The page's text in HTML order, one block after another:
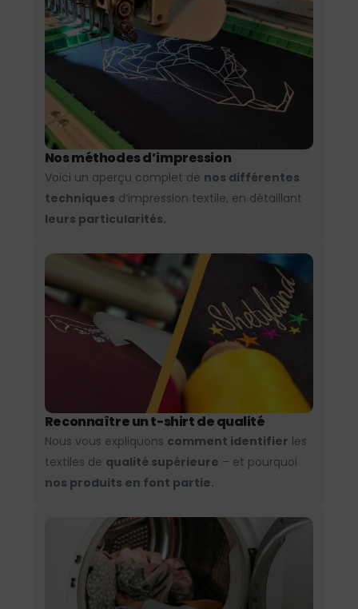
Nos méthodes d’impression
Voici un aperçu complet de nos différentes
techniques d’impression textile, en détaillant
leurs particularités.
Reconnaître un t-shirt de qualité
Nous vous expliquons comment identifier les
textiles de qualité supérieure – et pourquoi
nos produits en font partie.